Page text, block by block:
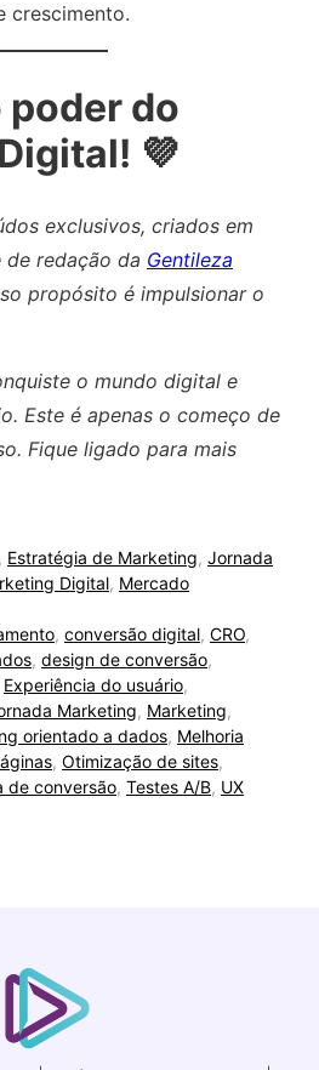
crescimento.
poder do
💜
exclusivos, criados em
redação da Gentileza
propósito é impulsionar o
o mundo digital e
Este é apenas o começo de
Fique ligado para mais
, Estratégia de Marketing, Jornada
Digital, Mercado
, conversão digital, CRO,
, design de conversão,
Experiência do usuário,
Marketing, Marketing,
orientado a dados, Melhoria
, Otimização de sites,
de conversão, Testes A/B, UX